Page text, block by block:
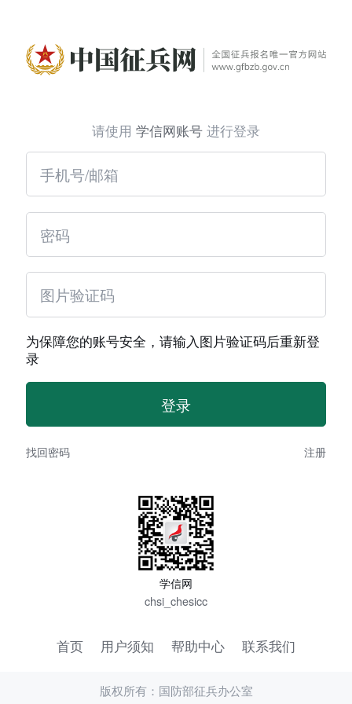
请使用 学信网账号 进行登录
为保障您的账号安全，请输入图片验证码后重新登
录
找回密码 注册
学信网
chsi_chesicc
首页 用户须知 帮助中心 联系我们
版权所有：国防部征兵办公室